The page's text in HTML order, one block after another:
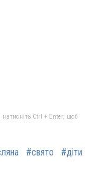
Ctrl + Enter, щоб
#свято
#діти